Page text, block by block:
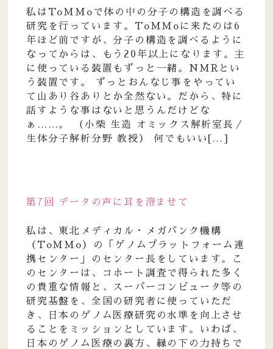
私はToMMoで体の中の分子の構造を調べる
研究を行っています。ToMMoに来たのは6
年ほど前ですが、分子の構造を調べるように
なってからは、もう20年以上になります。主
に使っている装置もずっと一緒。NMRとい
う装置です。 ずっとおんなじ事をやってい
て山あり谷ありとか全然ない。だから、特に
話すような事はないと思うんだけどな
ぁ……。 （小柴 生造 オミックス解析室長／
生体分子解析分野 教授） 何でもいい[...]
第7回 データの声に耳を澄ませて
私は、東北メディカル・メガバンク機構
（ToMMo）の「ゲノムプラットフォーム連
携センター」のセンター長をしています。こ
のセンターは、コホート調査で得られた多く
の貴重な情報と、スーパーコンピュータ等の
研究基盤を、全国の研究者に使っていただ
き、日本のゲノム医療研究の水準を向上させ
ることをミッションとしています。いわば、
日本のゲノム医療の裏方、縁の下の力持ちで